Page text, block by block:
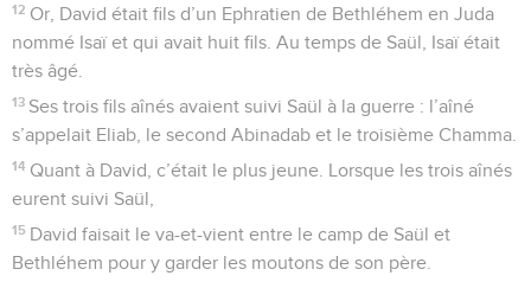
12 Or, David était fils d’un Ephratien de Bethléhem en Juda
nommé Isaï et qui avait huit fils. Au temps de Saül, Isaï était
très âgé.
13 Ses trois fils aînés avaient suivi Saül à la guerre : l’aîné
s’appelait Eliab, le second Abinadab et le troisième Chamma.
14 Quant à David, c’était le plus jeune. Lorsque les trois aînés
eurent suivi Saül,
15 David faisait le va-et-vient entre le camp de Saül et
Bethléhem pour y garder les moutons de son père.